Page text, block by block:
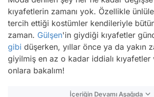
kıyafetlerin zamanı yok. Özellikle
tercih ettiği kostümler kendileriyle
zaman. Gülşen'in giydiği kıyafetler
gibi düşerken, yıllar önce ya da yakın
giyilmiş en az o kadar iddialı kıyafetler
onlara bakalım!
İçeriğin Devamı Aşağıda